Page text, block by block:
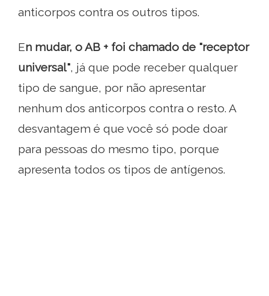
anticorpos contra os outros tipos.
En mudar, o AB + foi chamado de "receptor
universal", já que pode receber qualquer
tipo de sangue, por não apresentar
nenhum dos anticorpos contra o resto. A
desvantagem é que você só pode doar
para pessoas do mesmo tipo, porque
apresenta todos os tipos de antígenos.